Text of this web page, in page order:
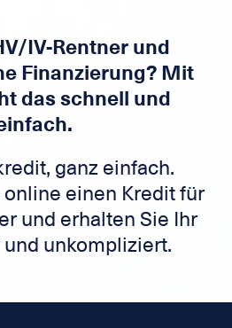
IV-Rentner und
Finanzierung? Mit
das schnell und
ganz einfach.
online einen Kredit für
und erhalten Sie Ihr
unkompliziert.